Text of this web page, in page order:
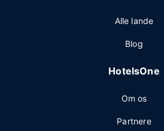
Alle lande
Blog
HotelsOne
Om os
Partnere